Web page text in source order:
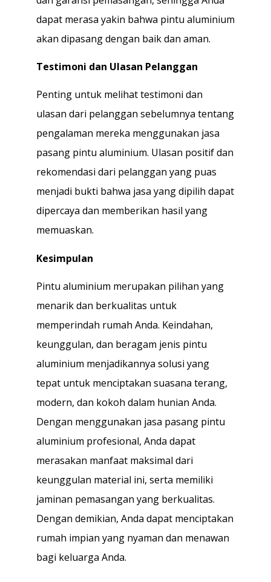
dapat merasa yakin bahwa pintu aluminium
akan dipasang dengan baik dan aman.
Testimoni dan Ulasan Pelanggan
Penting untuk melihat testimoni dan
ulasan dari pelanggan sebelumnya tentang
pengalaman mereka menggunakan jasa
pasang pintu aluminium. Ulasan positif dan
rekomendasi dari pelanggan yang puas
menjadi bukti bahwa jasa yang dipilih dapat
dipercaya dan memberikan hasil yang
memuaskan.
Kesimpulan
Pintu aluminium merupakan pilihan yang
menarik dan berkualitas untuk
memperindah rumah Anda. Keindahan,
keunggulan, dan beragam jenis pintu
aluminium menjadikannya solusi yang
tepat untuk menciptakan suasana terang,
modern, dan kokoh dalam hunian Anda.
Dengan menggunakan jasa pasang pintu
aluminium profesional, Anda dapat
merasakan manfaat maksimal dari
keunggulan material ini, serta memiliki
jaminan pemasangan yang berkualitas.
Dengan demikian, Anda dapat menciptakan
rumah impian yang nyaman dan menawan
bagi keluarga Anda.